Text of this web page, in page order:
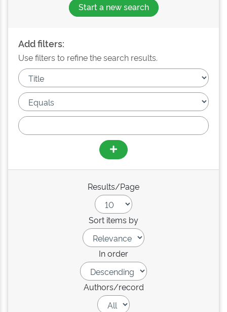
Start a new search
Add filters:
Use filters to refine the search results.
Results/Page
Sort items by
In order
Authors/record